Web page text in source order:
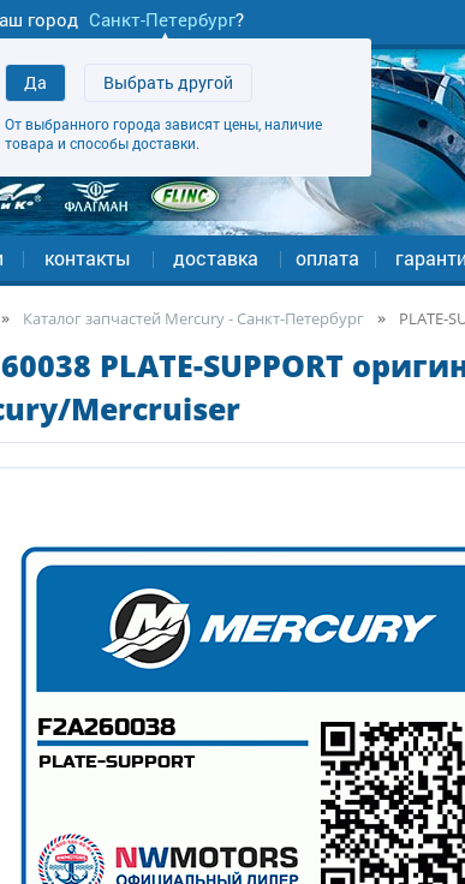
город Санкт-Петербург?
Да Выбрать другой
От выбранного города зависят цены, наличие
товара и способы доставки.
контакты доставка оплата
Каталог запчастей Mercury - Санкт-Петербург PLATE-
PLATE-SUPPORT
Mercruiser